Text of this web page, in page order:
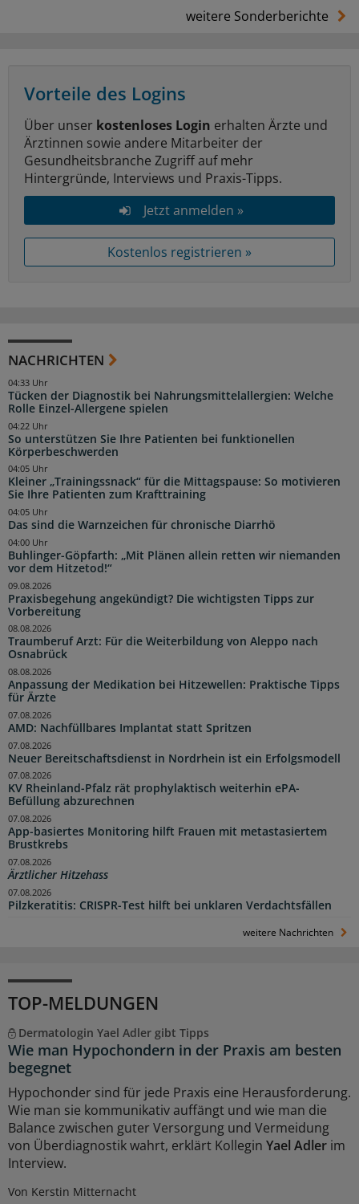
weitere Sonderberichte
Vorteile des Logins
Über unser kostenloses Login erhalten Ärzte und
Ärztinnen sowie andere Mitarbeiter der
Gesundheitsbranche Zugriff auf mehr
Hintergründe, Interviews und Praxis-Tipps.
Jetzt anmelden »
Kostenlos registrieren »
NACHRICHTEN
Tücken der Diagnostik bei Nahrungsmittelallergien: Welche
Rolle Einzel-Allergene spielen
04:33 Uhr
So unterstützen Sie Ihre Patienten bei funktionellen
Körperbeschwerden
04:22 Uhr
Kleiner „Trainingssnack“ für die Mittagspause: So motivieren
Sie Ihre Patienten zum Krafttraining
04:05 Uhr
Das sind die Warnzeichen für chronische Diarrhö
04:05 Uhr
Buhlinger-Göpfarth: „Mit Plänen allein retten wir niemanden
vor dem Hitzetod!“
04:00 Uhr
Praxisbegehung angekündigt? Die wichtigsten Tipps zur
Vorbereitung
09.08.2026
Traumberuf Arzt: Für die Weiterbildung von Aleppo nach
Osnabrück
08.08.2026
Anpassung der Medikation bei Hitzewellen: Praktische Tipps
für Ärzte
08.08.2026
AMD: Nachfüllbares Implantat statt Spritzen
07.08.2026
Neuer Bereitschaftsdienst in Nordrhein ist ein Erfolgsmodell
07.08.2026
KV Rheinland-Pfalz rät prophylaktisch weiterhin ePA-
Befüllung abzurechnen
07.08.2026
App-basiertes Monitoring hilft Frauen mit metastasiertem
Brustkrebs
07.08.2026
Ärztlicher Hitzehass
07.08.2026
Pilzkeratitis: CRISPR-Test hilft bei unklaren Verdachtsfällen
07.08.2026
weitere Nachrichten
TOP-MELDUNGEN
Dermatologin Yael Adler gibt Tipps
Wie man Hypochondern in der Praxis am besten
begegnet
Hypochonder sind für jede Praxis eine Herausforderung.
Wie man sie kommunikativ auffängt und wie man die
Balance zwischen guter Versorgung und Vermeidung
von Überdiagnostik wahrt, erklärt Kollegin Yael Adler im
Interview.
Von Kerstin Mitternacht